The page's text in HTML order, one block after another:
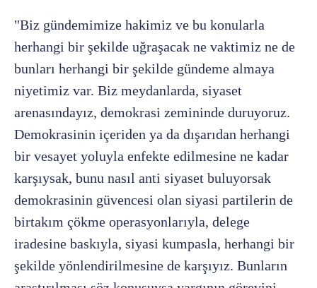
"Biz gündemimize hakimiz ve bu konularla
herhangi bir şekilde uğraşacak ne vaktimiz ne de
bunları herhangi bir şekilde gündeme almaya
niyetimiz var. Biz meydanlarda, siyaset
arenasındayız, demokrasi zemininde duruyoruz.
Demokrasinin içeriden ya da dışarıdan herhangi
bir vesayet yoluyla enfekte edilmesine ne kadar
karşıysak, bunu nasıl anti siyaset buluyorsak
demokrasinin güvencesi olan siyasi partilerin de
birtakım çökme operasyonlarıyla, delege
iradesine baskıyla, siyasi kumpasla, herhangi bir
şekilde yönlendirilmesine de karşıyız. Bunların